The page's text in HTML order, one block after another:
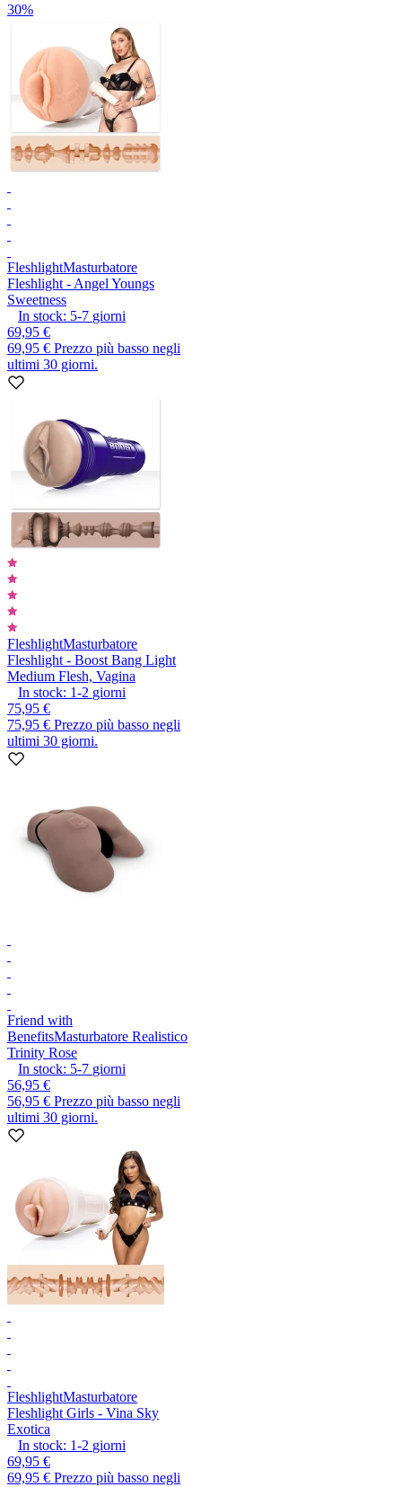
30%
FleshlightMasturbatore
Fleshlight - Angel Youngs
Sweetness
In stock: 5-7 giorni
69,95 €
69,95 € Prezzo più basso negli
ultimi 30 giorni.
FleshlightMasturbatore
Fleshlight - Boost Bang Light
Medium Flesh, Vagina
In stock: 1-2 giorni
75,95 €
75,95 € Prezzo più basso negli
ultimi 30 giorni.
Friend with
BenefitsMasturbatore Realistico
Trinity Rose
In stock: 5-7 giorni
56,95 €
56,95 € Prezzo più basso negli
ultimi 30 giorni.
FleshlightMasturbatore
Fleshlight Girls - Vina Sky
Exotica
In stock: 1-2 giorni
69,95 €
69,95 € Prezzo più basso negli